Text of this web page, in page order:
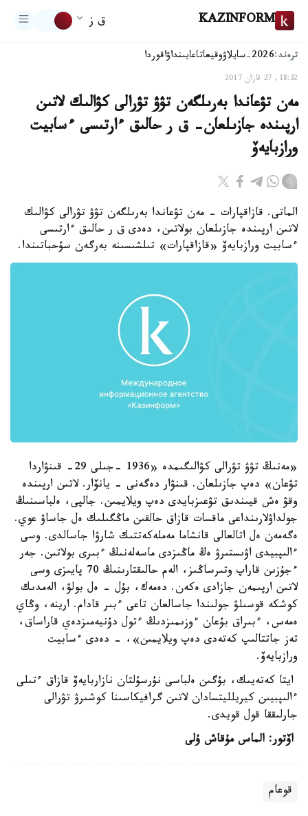
KAZINFORM ق ز
ترەند:2026-سايلاۋ وقيعاتاعايىنداۋاقوردا
18:32, 27 قازان 2017
مەن تۋعاندا بەرىلگەن تۋۋ تۋرالى كۋالىك لاتىن
ارپىندە جازىلعان- ق ر حالىق ءارتىسى ءسابيت
ورازبايەۆ
الماتى. قازاقپارات - مەن تۋعاندا بەرىلگەن تۋۋ تۋرالى كۋالىك
لاتىن ارپىندە جازىلعان بولاتىن، دەدى ق ر حالىق ءارتىسى
ءسابيت ورازبايەۆ «قازاقپارات» تىلشىسىنە بەرگەن سۇحباتىندا.
«مەنىڭ تۋۋ تۋرالى كۋالىگىمدە «1936 -جىلى 29- قىنۋاردا
تۋعان» دەپ جازىلعان. قىنۋار دەگەنى - يانۆار. لاتىن ارپىندە
وقۋ ەش قيىندىق تۋعىزبايدى دەپ ويلايمىن. جالپى، ەلباسىنىڭ
جولداۋلارىنداعى ماقسات قازاق حالقىن ماڭگىلىك ەل جاساۋ عوي.
ەگەمەن ەل اتالعالى قانشاما مەملەكەتتىك شارۋا جاسالدى. وسى
ءالىپبيدى اۋىستىرۋ ەڭ ماڭىزدى ماسەلەنىڭ ءبىرى بولاتىن. جەر
ءجۇزىن قاراپ وتىرساڭىز، الەم حالىقتارىنىڭ 70 پايىزى وسى
لاتىن ارپىمەن جازادى ەكەن. دەمەك، بۇل - ەل بولۋ، الەمدىك
كوشكە قوسىلۋ جولىندا جاسالعان تاعى ءبىر قادام. ارينە، وڭاي
ەمەس، ءبىراق بۇعان ءوزىمىزدىڭ ءتول دۇنيەمىزدەي قاراساق،
تەز جاتتالىپ كەتەدى دەپ ويلايمىن»، - دەدى ءسابيت
ورازبايەۆ.
ايتا كەتەيىك، بۇگىن ەلباسى نۇرسۇلتان نازاربايەۆ قازاق ءتىلى
ءالىپبيىن كيريلليتسادان لاتىن گرافيكاسىنا كوشىرۋ تۋرالى
جارلىققا قول قويدى.
اۆتور: الماس مۇقاش ۇلى
قوعام